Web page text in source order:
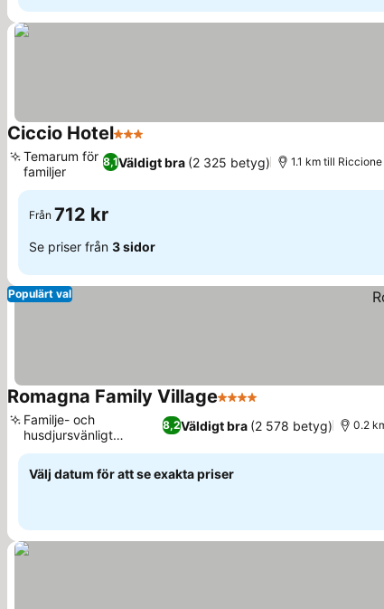
Ciccio Hotel3 Stjärnor
8,1Väldigt bra (2 325 betyg)
Temarum för
familjer
1.1 km till
Från 712 kr
Se priser från 3 sidor
Populärt val
Romagna Family Village4 Stjärnor
8,2Väldigt bra (2 578 betyg)
Familje- och
husdjursvänligt
bykoncept
0.2
Välj datum för att se exakta priser